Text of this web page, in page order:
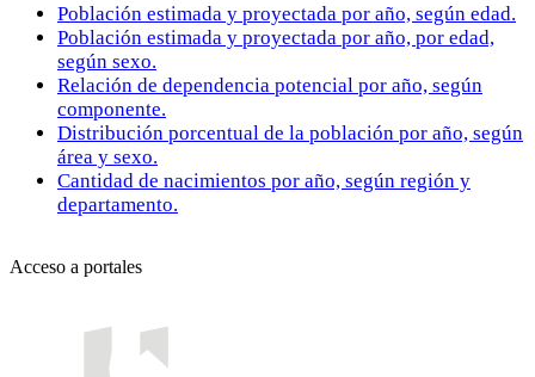
Población estimada y proyectada por año, según edad.
Población estimada y proyectada por año, por edad,
según sexo.
Relación de dependencia potencial por año, según
componente.
Distribución porcentual de la población por año, según
área y sexo.
Cantidad de nacimientos por año, según región y
departamento.
Acceso a portales